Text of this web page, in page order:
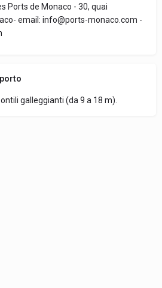
Ports de Monaco - 30, quai
email: info@ports-monaco.com -
galleggianti (da 9 a 18 m).